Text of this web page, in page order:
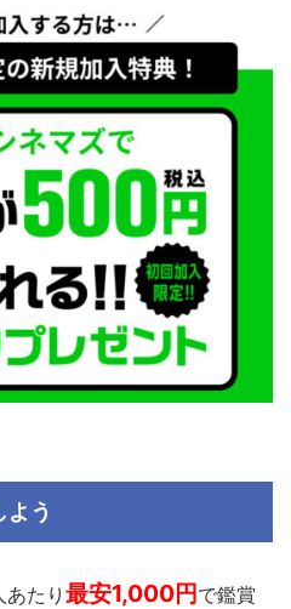
う
あたり 最安1,000円で鑑賞